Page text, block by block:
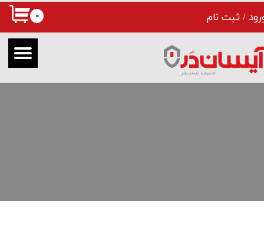
/ ثبت نام
حساب کاربری من
تغییر گذر واژه
سفارشات
۰